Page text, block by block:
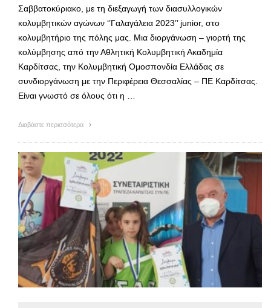
Σαββατοκύριακο, με τη διεξαγωγή των διασυλλογικών
κολυμβητικών αγώνων ‘’Γαλαγάλεια 2023’’ junior, στο
κολυμβητήριο της πόλης μας. Μια διοργάνωση – γιορτή της
κολύμβησης από την Αθλητική Κολυμβητική Ακαδημία
Καρδίτσας, την Κολυμβητική Ομοσπονδία Ελλάδας σε
συνδιοργάνωση με την Περιφέρεια Θεσσαλίας – ΠΕ Καρδίτσας.
Είναι γνωστό σε όλους ότι η …
Διαβάστε περισσότερα